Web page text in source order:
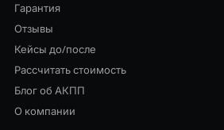
Гарантия
Отзывы
Кейсы до/после
Рассчитать стоимость
Блог об АКПП
О компании